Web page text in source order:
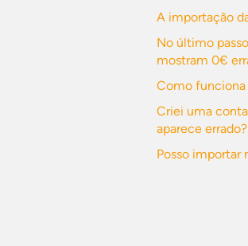
A importação
No último
mostram 0€
Como funciona
Criei uma
aparece errado?
Posso